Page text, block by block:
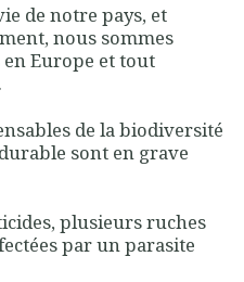
de notre pays, et
nous sommes
Europe et tout
de la biodiversité
sont en grave
plusieurs ruches
par un parasite